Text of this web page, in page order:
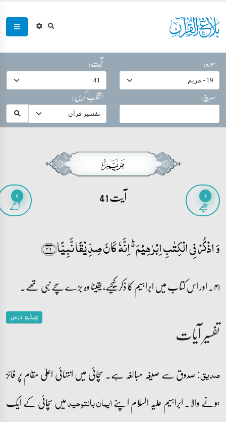
سورہ:
آیت:
سرچ:
انتخاب کریں:
پیچھے آیت 41 آگے
وَ اذۡکُرۡ فِی الۡکِتٰبِ اِبۡرٰہِیۡمَ ۬ؕ اِنَّہٗ کَانَ صِدِّیۡقًا نَّبِیًّا﴿۴۱﴾
۴۱۔ اور اس کتاب میں ابراہیم کا ذکر کیجیے، یقینا وہ بڑے سچے نبی تھے۔
ویڈیو درس تفسیر آیات
صدیق:صدوق سے صیغہ مبالغہ ہے۔ سچائی میں انتہائی اعلیٰ مقام پر فائز
ہونے والا۔ ابراہیم علیہ السلام اپنےایمان بالتوحیدمیں سچائی کے ایک